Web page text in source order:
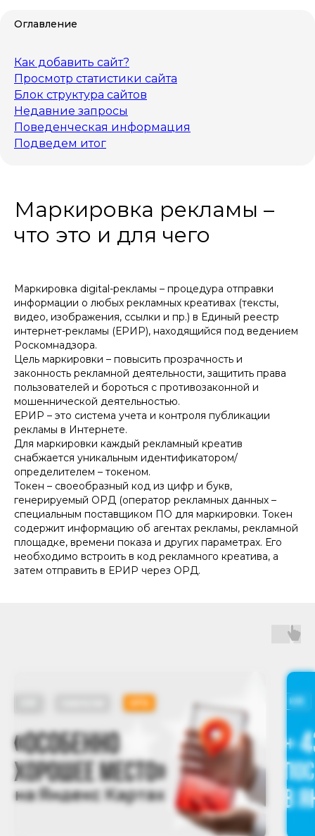
Оглавление
Как добавить сайт?
Просмотр статистики сайта
Блок структура сайтов
Недавние запросы
Поведенческая информация
Подведем итог
Маркировка рекламы –
что это и для чего
Маркировка digital-рекламы – процедура отправки
информации о любых рекламных креативах (тексты,
видео, изображения, ссылки и пр.) в Единый реестр
интернет-рекламы (ЕРИР), находящийся под ведением
Роскомнадзора.
Цель маркировки – повысить прозрачность и
законность рекламной деятельности, защитить права
пользователей и бороться с противозаконной и
мошеннической деятельностью.
ЕРИР – это система учета и контроля публикации
рекламы в Интернете.
Для маркировки каждый рекламный креатив
снабжается уникальным идентификатором/
определителем – токеном.
Токен – своеобразный код из цифр и букв,
генерируемый ОРД (оператор рекламных данных –
специальным поставщиком ПО для маркировки. Токен
содержит информацию об агентах рекламы, рекламной
площадке, времени показа и других параметрах. Его
необходимо встроить в код рекламного креатива, а
затем отправить в ЕРИР через ОРД.